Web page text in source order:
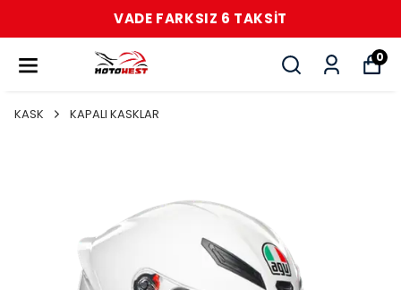
VADE FARKSIZ 6 TAKSİT
0
KASK KAPALI KASKLAR